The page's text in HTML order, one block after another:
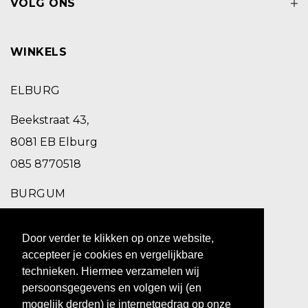
Door verder te klikken op onze website,
accepteer je cookies en vergelijkbare
technieken. Hiermee verzamelen wij
persoonsgegevens en volgen wij (en
mogelijk derden) je internetgedrag op onze
VOLG ONS
WINKELS
ELBURG
Beekstraat 43,
8081 EB Elburg
085 8770518
BURGUM
9251 EC Burgum
0511 469 260
ZUIDHORN